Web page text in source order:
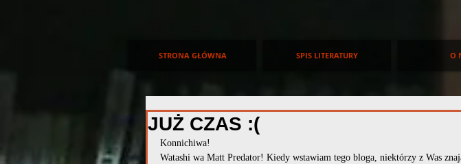
STRONA GŁÓWNA SPIS LITERATURY O
JUŻ CZAS :(
Konnichiwa!
Watashi wa Matt Predator! Kiedy wstawiam tego bloga, niektórzy z Was